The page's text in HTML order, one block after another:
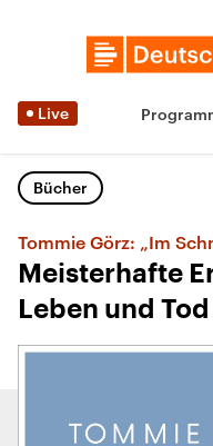
Live
Bücher
Tommie Görz: „Im
Meisterhafte
Leben und Tod